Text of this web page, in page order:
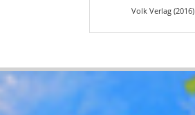
Volk Verlag (2016)